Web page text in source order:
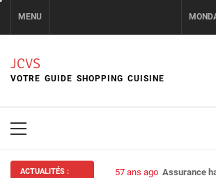
content
MENU
JCVS
VOTRE GUIDE SHOPPING CUISINE
Primary
ACTUALITÉS : 57 ans ago Assurance